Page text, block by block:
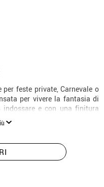
feste private, Carnevale o
per vivere la fantasia di
e con una finitura